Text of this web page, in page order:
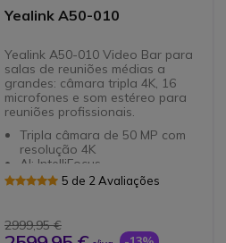
Yealink A50-010
Yealink A50-010 Video Bar para
salas de reuniões médias a
grandes: câmara tripla 4K, 16
microfones e som estéreo para
reuniões profissionais.
Tripla câmara de 50 MP com
resolução 4K
AI: IntelliFocus,
enquadramento automático,
rastreamento de alto-falante
de captação de 10 m
4 altifalantes incorporados
5 de 2 Avaliações
2999,95 €